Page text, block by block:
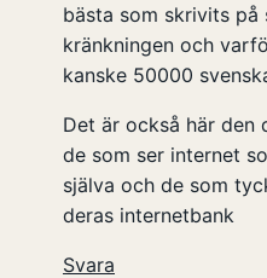
bästa som skrivits på
kränkningen och
kanske 50000
Det är också här den
de som ser internet
själva och de som
deras internetbank
Svara